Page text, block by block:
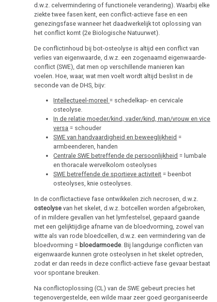
natuurwet
Biologische
natuurwet
Nomenclatuur
Hamerse
Haarden
rechtshandigheid
Hormonen
Strottenhoofd
Botkanker
Leukemie
Leverkanker
Longkanker
Lymfeklieren
Hodgkin/Non-
Maagkanker
Mesothelioom
Epilepsie
Parkinson
d.w.z. celvermindering of functionele verandering). Waarbij elke
ziekte twee fasen kent, een conflict-actieve fase en een
genezingsfase wanneer het daadwerkelijk tot oplossing van
het conflict komt (2e Biologische Natuurwet).
De conflictinhoud bij bot-osteolyse is altijd een conflict van
verlies van eigenwaarde, d.w.z. een zogenaamd eigenwaarde-
conflict (SWE), dat men op verschillende manieren kan
voelen. Hoe, waar, wat men voelt wordt altijd beslist in de
seconde van de DHS, bijv:
Intellectueel-moreel = schedelkap- en cervicale
osteolyse.
In de relatie moeder/kind, vader/kind, man/vrouw en vice
versa = schouder
SWE van handvaardigheid en beweeglijkheid =
armbeenderen, handen
Centrale SWE betreffende de persoonlijkheid = lumbale
en thoracale wervelkolom osteolyses
SWE betreffende de sportieve activiteit = beenbot
osteolyses, knie osteolyses.
In de conflictactieve fase ontwikkelen zich necrosen, d.w.z.
osteolyse van het skelet, d.w.z. botcellen worden afgebroken,
of in mildere gevallen van het lymfestelsel, gepaard gaande
met een gelijktijdige afname van de bloedvorming, zowel van
witte als van rode bloedcellen, d.w.z. een vermindering van de
bloedvorming = bloedarmoede. Bij langdurige conflicten van
eigenwaarde kunnen grote osteolysen in het skelet optreden,
zodat er dan reeds in deze conflict-actieve fase gevaar bestaat
voor spontane breuken.
Na conflictoplossing (CL) van de SWE gebeurt precies het
tegenovergestelde, een wilde maar zeer goed georganiseerde